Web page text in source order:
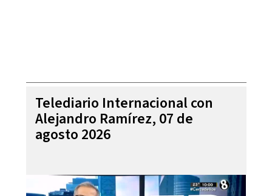
Telediario Internacional con
Alejandro Ramírez, 07 de
agosto 2026